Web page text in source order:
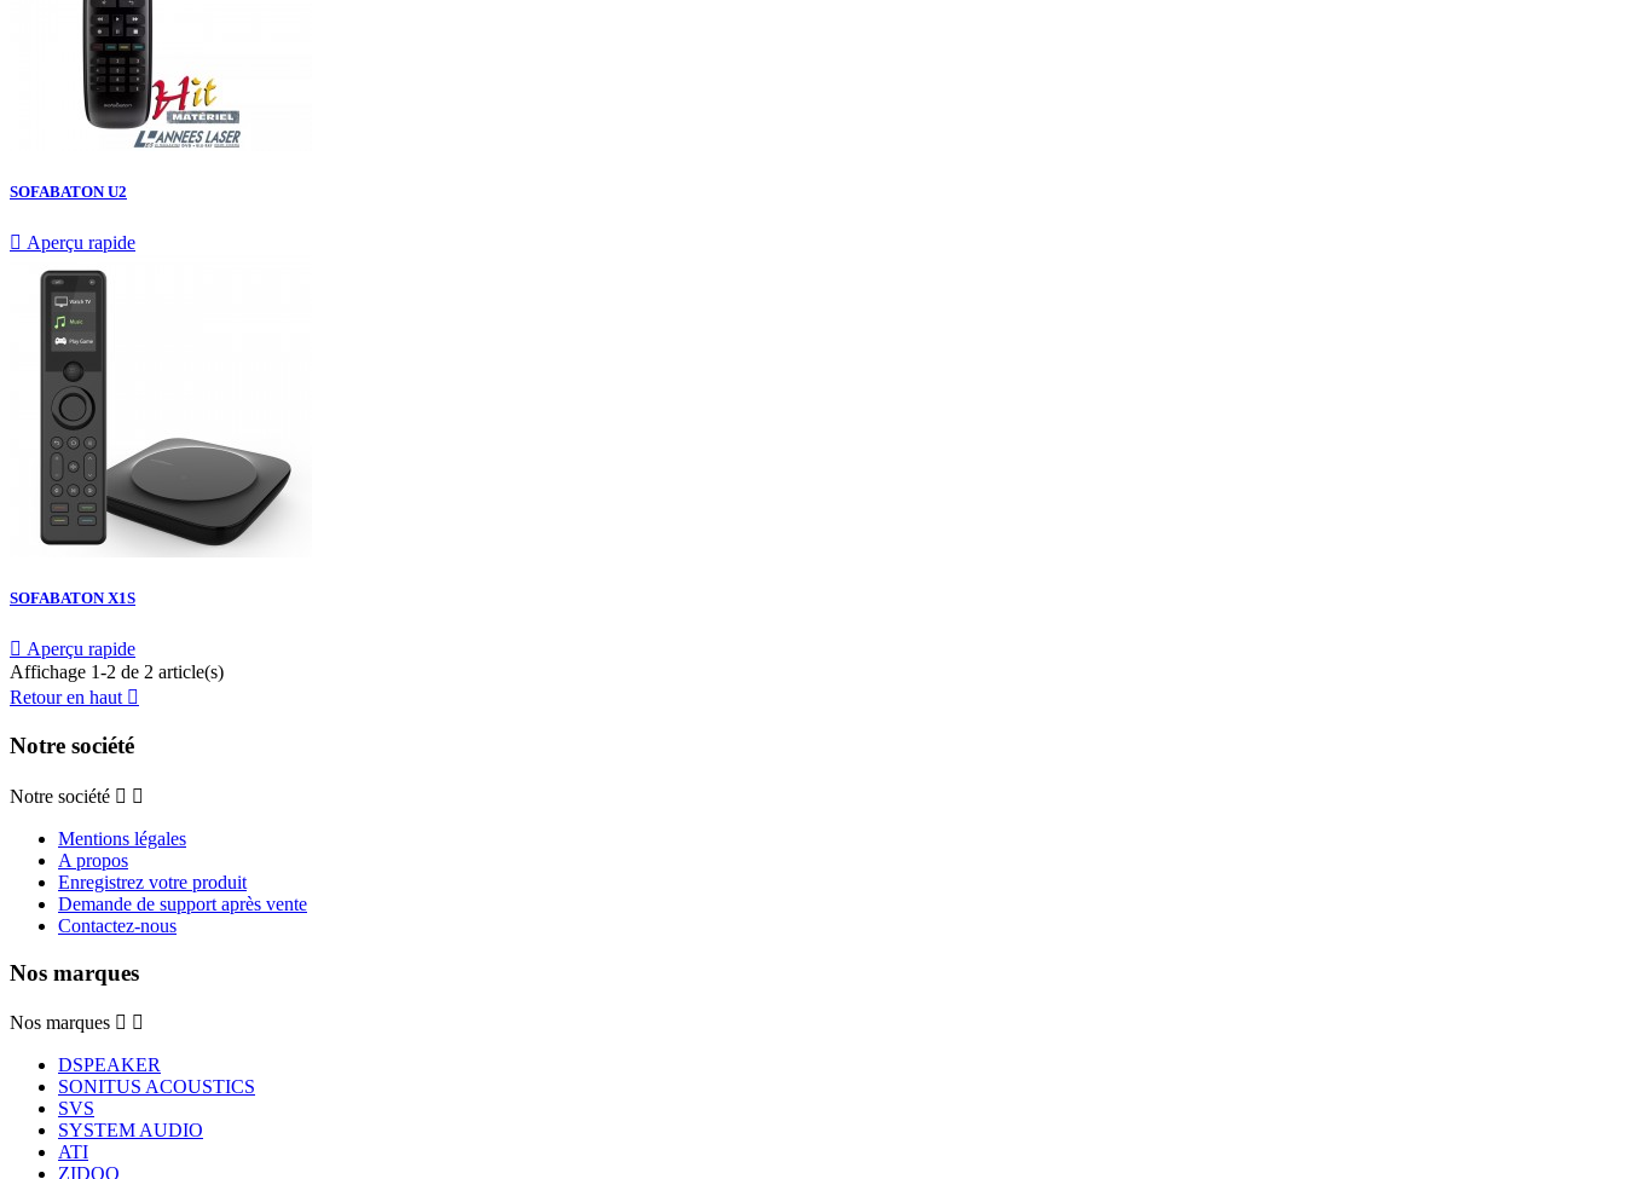
SOFABATON U2
 Aperçu rapide
SOFABATON X1S
 Aperçu rapide
Affichage 1-2 de 2 article(s)
Retour en haut 
Notre société
Notre société  
Mentions légales
A propos
Enregistrez votre produit
Demande de support après vente
Contactez-nous
Nos marques
Nos marques  
DSPEAKER
SONITUS ACOUSTICS
SVS
SYSTEM AUDIO
ATI
ZIDOO